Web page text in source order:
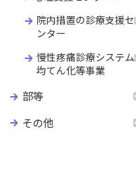
院内措置の診療支援セ
ンター
慢性疼痛診療システム
均てん化等事業
部等
その他